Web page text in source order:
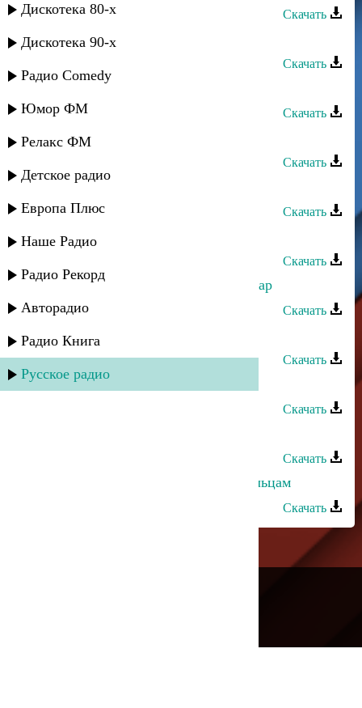
Дискотека 80-х
Дискотека 90-х
Радио Comedy
Юмор ФМ
Релакс ФМ
Детское радио
Европа Плюс
Наше Радио
Радио Рекорд
Авторадио
Радио Книга
Русское радио
Скачать
Оксана Ибрагимова - Мухюббат
Скачать
Оксана Ибрагимова - Кучал мапан
Скачать
Оксана Ибрагимова - Гюзель яр
Скачать
Оксана Ибрагимова - Гьаз ву
Скачать
Оксана Ибрагимова - Багьа инсан
Скачать
Оксана Ибрагимова - Дадайин хилар
Скачать
Оксана Ибрагимова - Яриз Мяъли
Скачать
Оксана Джелиева - Для тебя
Скачать
Скачать
Дагмара Ибрагимова - Салам рутульцам
Скачать